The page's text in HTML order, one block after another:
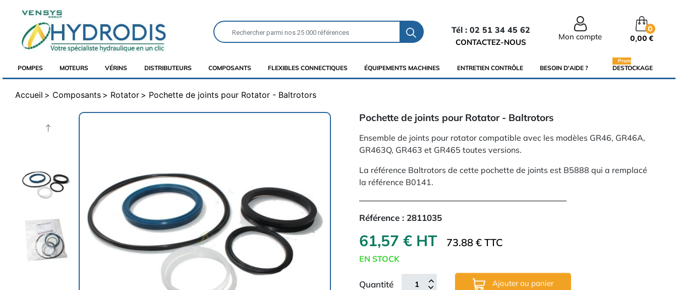
Tél : 02 51 34 45 62
CONTACTEZ-NOUS
Mon compte
0
0,00 €
POMPES MOTEURS VÉRINS DISTRIBUTEURS COMPOSANTS FLEXIBLES CONNECTIQUES ÉQUIPEMENTS MACHINES ENTRETIEN CONTRÔLE BESOIN D'AIDE ? DESTOCKAGE
Promo
Accueil Composants Rotator Pochette de joints pour Rotator - Baltrotors
Pochette de joints pour Rotator - Baltrotors
Ensemble de joints pour rotator compatible avec les modèles GR46, GR46A,
GR463Q, GR463 et GR465 toutes versions.
La référence Baltrotors de cette pochette de joints est B5888 qui a remplacé
la référence B0141.
Référence : 2811035
61,57 € HT 73.88 € TTC
EN STOCK
Quantité Ajouter au panier